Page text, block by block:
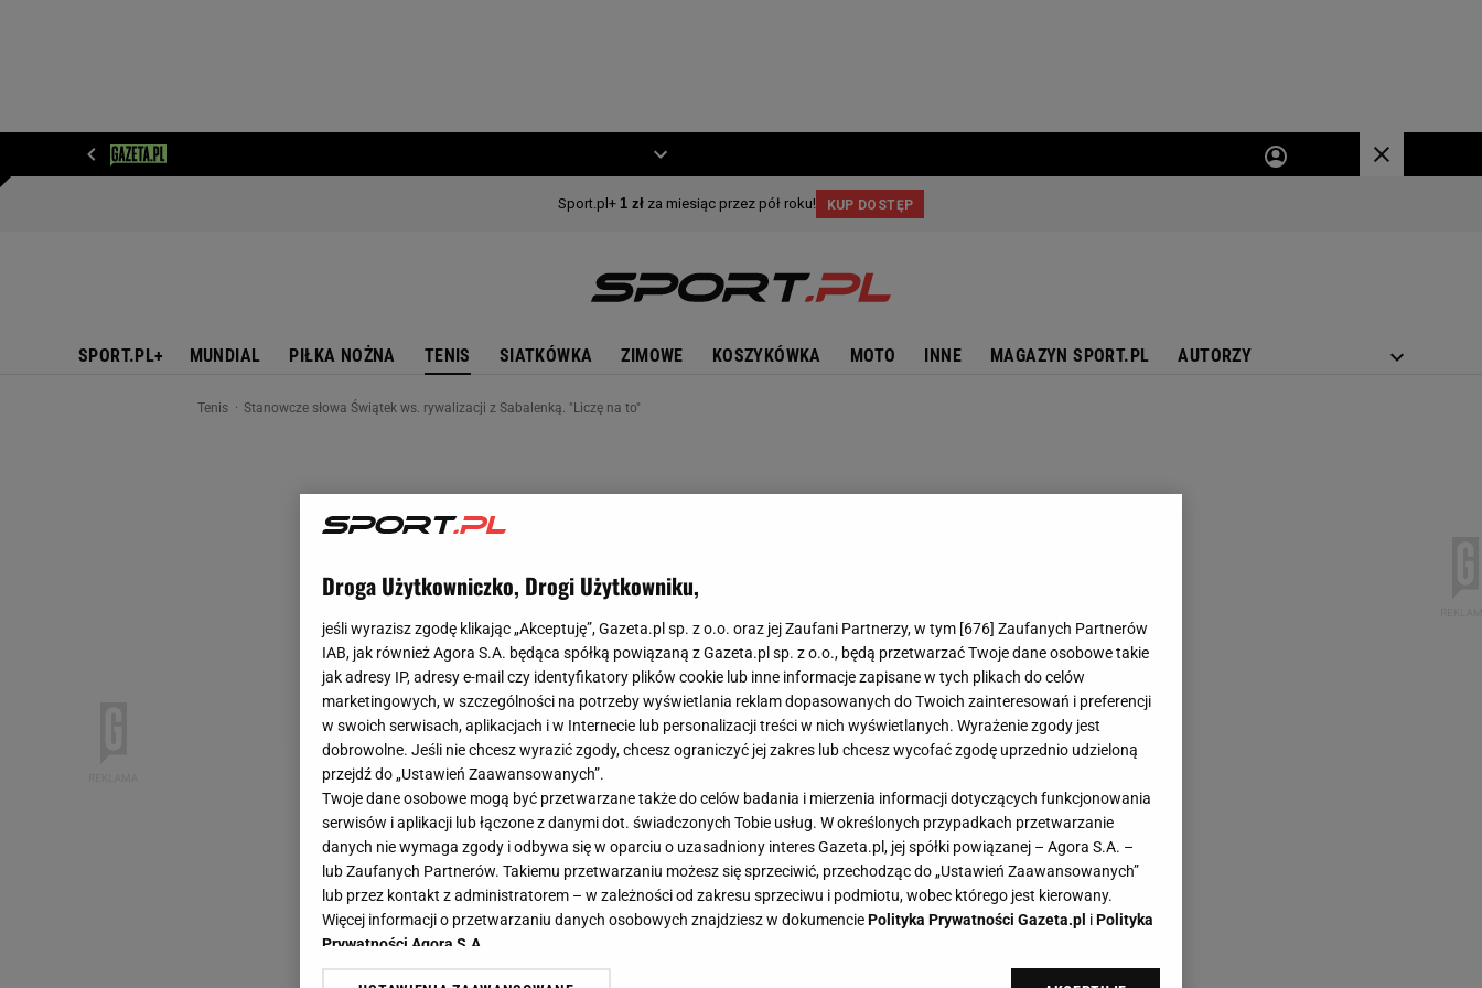
SPORT.PL+ MUNDIAL PIŁKA NOŻNA TENIS SIATKÓWKA ZIMOWE KOSZYKÓWKA MOTO INNE MAGAZYN SPORT.PL AUTORZY
Tenis Stanowcze słowa Świątek ws. rywalizacji z Sabalenką. "Liczę na to"
Droga Użytkowniczko, Drogi Użytkowniku,
jeśli wyrazisz zgodę klikając „Akceptuję”, Gazeta.pl sp. z o.o. oraz jej Zaufani Partnerzy, w tym [676] Zaufanych Partnerów
IAB, jak również Agora S.A. będąca spółką powiązaną z Gazeta.pl sp. z o.o., będą przetwarzać Twoje dane osobowe takie
jak adresy IP, adresy e-mail czy identyfikatory plików cookie lub inne informacje zapisane w tych plikach do celów
marketingowych, w szczególności na potrzeby wyświetlania reklam dopasowanych do Twoich zainteresowań i preferencji
w swoich serwisach, aplikacjach i w Internecie lub personalizacji treści w nich wyświetlanych. Wyrażenie zgody jest
dobrowolne. Jeśli nie chcesz wyrazić zgody, chcesz ograniczyć jej zakres lub chcesz wycofać zgodę uprzednio udzieloną
przejdź do „Ustawień Zaawansowanych”.
Twoje dane osobowe mogą być przetwarzane także do celów badania i mierzenia informacji dotyczących funkcjonowania
serwisów i aplikacji lub łączone z danymi dot. świadczonych Tobie usług. W określonych przypadkach przetwarzanie
danych nie wymaga zgody i odbywa się w oparciu o uzasadniony interes Gazeta.pl, jej spółki powiązanej – Agora S.A. –
lub Zaufanych Partnerów. Takiemu przetwarzaniu możesz się sprzeciwić, przechodząc do „Ustawień Zaawansowanych”
lub przez kontakt z administratorem – w zależności od zakresu sprzeciwu i podmiotu, wobec którego jest kierowany.
Więcej informacji o przetwarzaniu danych osobowych znajdziesz w dokumenciePolityka Prywatności Gazeta.pl iPolityka
Prywatności Agora S.A.